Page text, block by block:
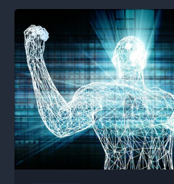
CETTE
APPROCHE
CLÉ
DANS
LA
GESTION
MODERNE